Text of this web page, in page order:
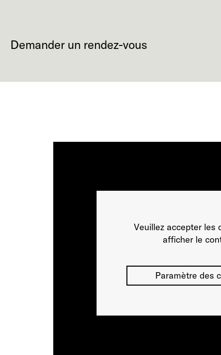
Demander un rendez-vous
Veuillez accepter les
afficher le
Paramètre des